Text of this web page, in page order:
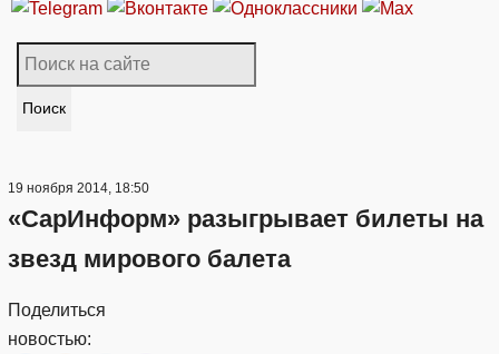
Поиск
19 ноября 2014, 18:50
«СарИнформ» разыгрывает билеты на
звезд мирового балета
Поделиться
новостью: